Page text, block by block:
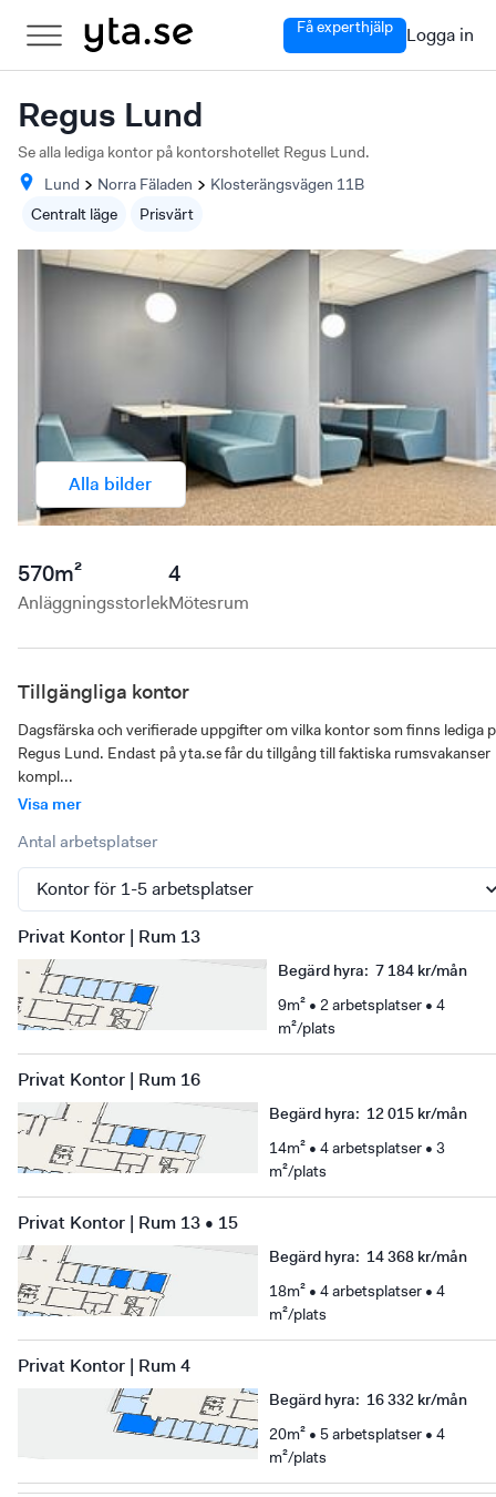
Få experthjälp Logga in
Regus Lund
Se alla lediga kontor på kontorshotellet Regus Lund.
Lund
Norra Fäladen Klosterängsvägen 11B
Centralt läge
Prisvärt
Alla bilder
570m²
Anläggningsstorlek
4
Mötesrum
Tillgängliga kontor
Dagsfärska och verifierade uppgifter om vilka kontor som finns lediga
Regus Lund. Endast på yta.se får du tillgång till faktiska rumsvakanser
kompl...
Visa mer
Antal arbetsplatser
Privat Kontor | Rum 13
Begärd hyra: 7 184 kr/mån
9m² • 2 arbetsplatser • 4
m²/plats
Privat Kontor | Rum 16
Begärd hyra: 12 015 kr/mån
14m² • 4 arbetsplatser • 3
m²/plats
Privat Kontor | Rum 13 • 15
Begärd hyra: 14 368 kr/mån
18m² • 4 arbetsplatser • 4
m²/plats
Privat Kontor | Rum 4
Begärd hyra: 16 332 kr/mån
20m² • 5 arbetsplatser • 4
m²/plats